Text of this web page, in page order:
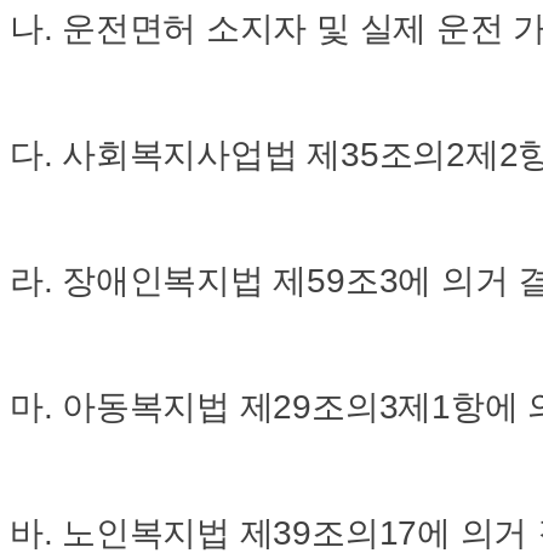
나. 운전면허 소지자 및 실제 운전
다. 사회복지사업법 제35조의2제2
라. 장애인복지법 제59조3에 의거
마. 아동복지법 제29조의3제1항에
바. 노인복지법 제39조의17에 의거